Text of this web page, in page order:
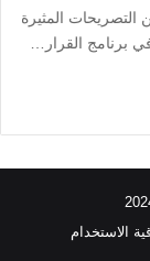
المثيرة
برنامج القرار…
الاستخدام